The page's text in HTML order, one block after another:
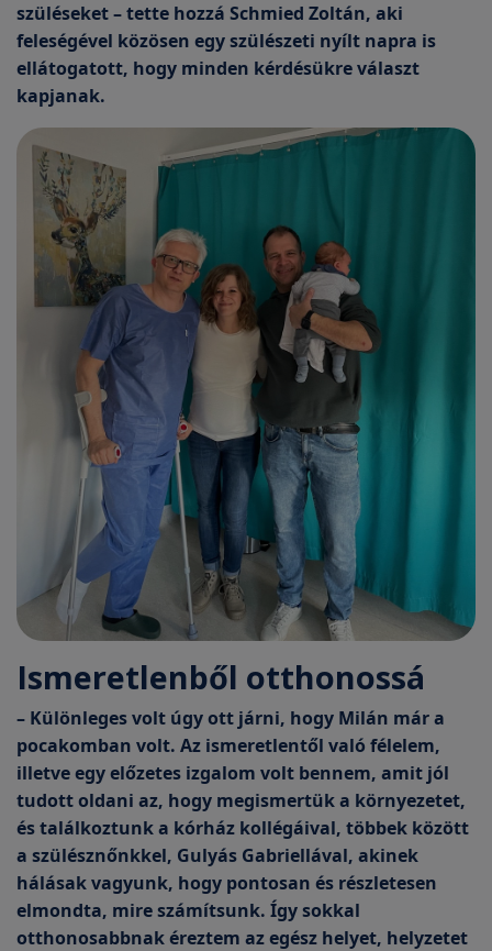
szüléseket – tette hozzá Schmied Zoltán, aki
feleségével közösen egy szülészeti nyílt napra is
ellátogatott, hogy minden kérdésükre választ
kapjanak.
Ismeretlenből otthonossá
– Különleges volt úgy ott járni, hogy Milán már a
pocakomban volt. Az ismeretlentől való félelem,
illetve egy előzetes izgalom volt bennem, amit jól
tudott oldani az, hogy megismertük a környezetet,
és találkoztunk a kórház kollégáival, többek között
a szülésznőnkkel, Gulyás Gabriellával, akinek
hálásak vagyunk, hogy pontosan és részletesen
elmondta, mire számítsunk. Így sokkal
otthonosabbnak éreztem az egész helyet, helyzetet